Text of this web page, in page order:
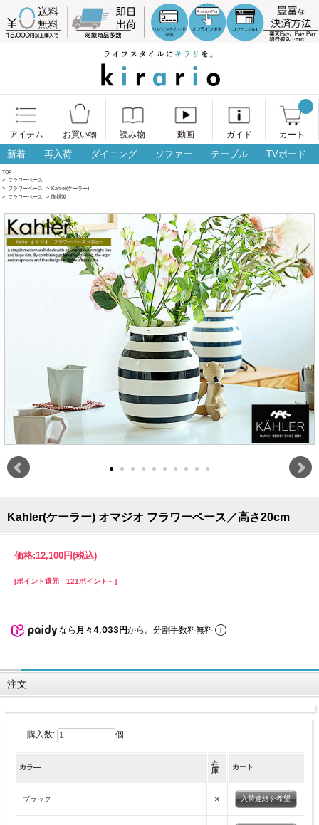
アイテム お買い物 読み物 動画 ガイド カート
新着 再入荷 ダイニング ソファー テーブル TVボード
TOP
> フラワーベース
> フラワーベース > Kahler(ケーラー)
> フラワーベース > 陶器製
Kahler(ケーラー) オマジオ フラワーベース／高さ20cm
価格:12,100円(税込)
[ポイント還元 121ポイント～]
なら 月々4,033円から。分割手数料無料
注文
購入数: 個
カラ―
在
庫
カート
ブラック × 入荷連絡を希望